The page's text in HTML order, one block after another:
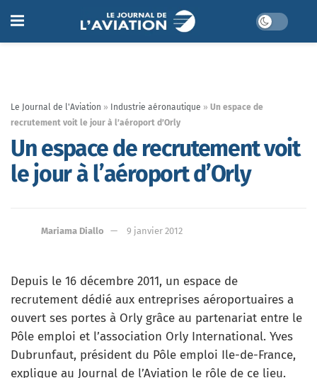
Le Journal de l'Aviation » Industrie aéronautique » Un espace de
recrutement voit le jour à l’aéroport d’Orly
Un espace de recrutement voit
le jour à l’aéroport d’Orly
Mariama Diallo 9 janvier 2012
Depuis le 16 décembre 2011, un espace de
recrutement dédié aux entreprises aéroportuaires a
ouvert ses portes à Orly grâce au partenariat entre le
Pôle emploi et l’association Orly International. Yves
Dubrunfaut, président du Pôle emploi Ile-de-France,
explique au Journal de l’Aviation le rôle de ce lieu.